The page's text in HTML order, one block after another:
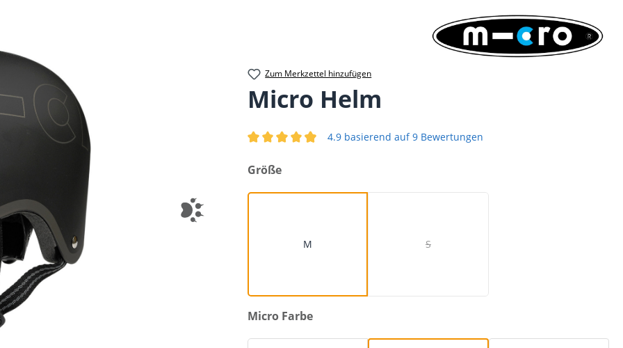
Zum Merkzettel hinzufügen
Micro Helm
4.9 basierend auf 9 Bewertungen
auswählen
Größe
M S
(Diese Option ist zurzeit nicht verfügbar.)
auswählen
Micro Farbe